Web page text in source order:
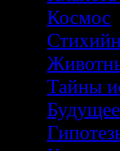
Космос
Тайны
Будущее